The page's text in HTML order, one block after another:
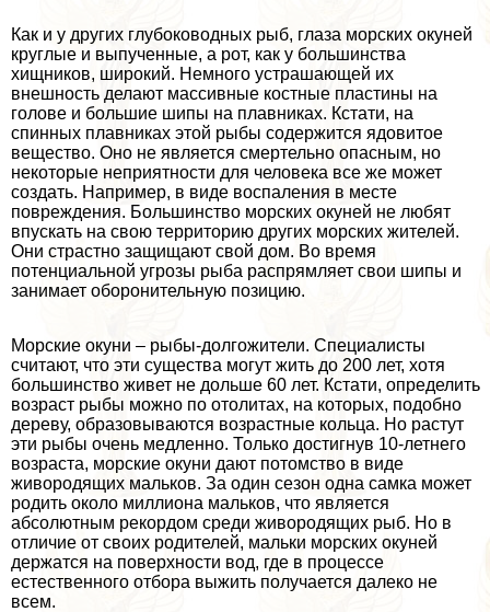
Как и у других глубоководных рыб, глаза морских окуней
круглые и выпученные, а рот, как у большинства
хищников, широкий. Немного устрашающей их
внешность делают массивные костные пластины на
голове и большие шипы на плавниках. Кстати, на
спинных плавниках этой рыбы содержится ядовитое
вещество. Оно не является cмepтельно опасным, но
некоторые неприятности для человека все же может
создать. Например, в виде воспаления в месте
повреждения. Большинство морских окуней не любят
впускать на свою территорию других морских жителей.
Они страстно защищают свой дом. Во время
потенциальной угрозы рыба распрямляет свои шипы и
занимает оборонительную позицию.
Морские окyни – рыбы-долгожители. Специалисты
считают, что эти существа могут жить до 200 лет, хотя
большинство живет не дольше 60 лет. Кстати, определить
возраст рыбы можно по отолитах, на которых, подобно
дереву, образовываются возрастные кольца. Но растут
эти рыбы очень медленно. Только достигнув 10-летнего
возраста, морские окyни дают потомство в виде
живородящих мальков. За один сезон одна самка может
родить около миллиона мальков, что является
абсолютным рекордом среди живородящих рыб. Но в
отличие от своих родителей, мальки морских окуней
держатся на поверхности вод, где в процессе
естественного отбора выжить получается далеко не
всем.